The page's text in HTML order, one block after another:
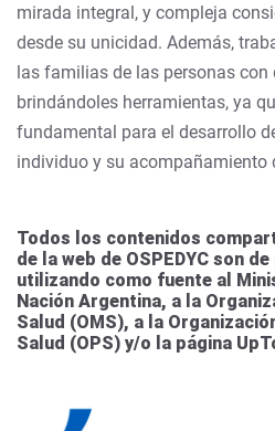
mirada integral, y compleja
desde su unicidad. Además,
las familias de las personas con
brindándoles herramientas, ya
fundamental para el desarrollo
individuo y su acompañamiento
Todos los contenidos
de la web de OSPEDYC son
utilizando como fuente al
Nación Argentina, a la
Salud (OMS), a la
Salud (OPS) y/o la página